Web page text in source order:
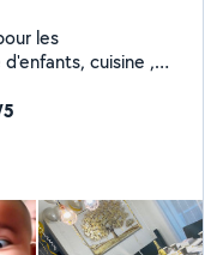
les
cuisine ,